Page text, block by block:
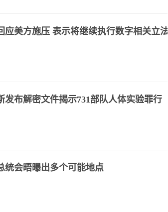
应美方施压 表示将继续执行数字相关立法
发布解密文件揭示731部队人体实验罪行
统会晤曝出多个可能地点